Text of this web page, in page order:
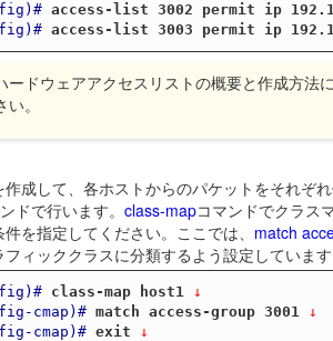
access-list 3002 permit ip
access-list 3003 permit ip
ードウェアアクセスリストの概要と作成方法
い。
作成して、各ホストからのパケットをそれぞ
ドで行います。 class-mapコマンドでクラス
を指定してください。ここでは、 match
フィッククラスに分類するよう設定していま
class-map host1
↓
cmap)# match access-group 3001
↓
cmap)# exit ↓